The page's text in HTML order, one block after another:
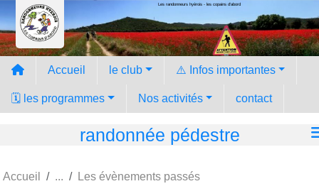
Les randonneurs hyèrois - les copains d'abord
Accueil le club ⚠️ Infos importantes
🗓️ les programmes Nos activités contact
randonnée pédestre
Accueil Les évènements passés
Panneau de gestion des cookies